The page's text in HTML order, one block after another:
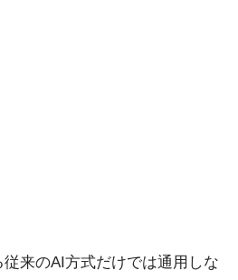
来のAI方式だけでは通用しな